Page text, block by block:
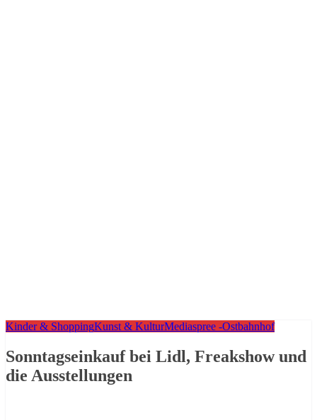
Kinder & ShoppingKunst & KulturMediaspree -Ostbahnhof
Sonntagseinkauf bei Lidl, Freakshow und
die Ausstellungen